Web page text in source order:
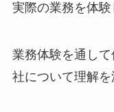
実際の業務を体験
業務体験を通し
社について理解を